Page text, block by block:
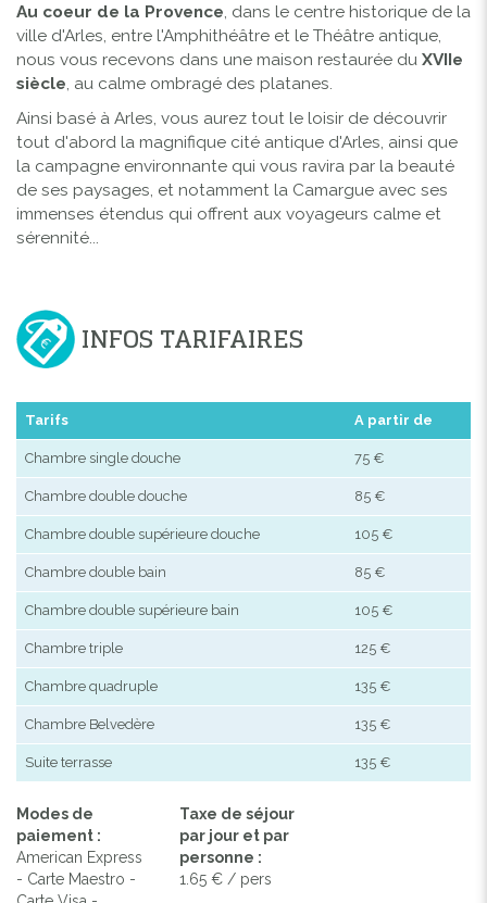
Au coeur de la Provence, dans le centre historique de la
ville d'Arles, entre l'Amphithéâtre et le Théâtre antique,
nous vous recevons dans une maison restaurée du XVIIe
siècle, au calme ombragé des platanes.
Ainsi basé à Arles, vous aurez tout le loisir de découvrir
tout d'abord la magnifique cité antique d'Arles, ainsi que
la campagne environnante qui vous ravira par la beauté
de ses paysages, et notamment la Camargue avec ses
immenses étendus qui offrent aux voyageurs calme et
sérennité...
INFOS TARIFAIRES
Tarifs A partir de
Chambre single douche 75 €
Chambre double douche 85 €
Chambre double supérieure douche 105 €
Chambre double bain 85 €
Chambre double supérieure bain 105 €
Chambre triple 125 €
Chambre quadruple 135 €
Chambre Belvedère 135 €
Suite terrasse 135 €
Modes de
paiement :
American Express
- Carte Maestro -
Taxe de séjour
par jour et par
personne :
1.65 € / pers